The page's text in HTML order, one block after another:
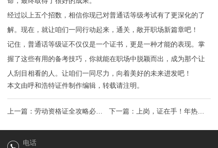
经过以上五个招数，相信你现已对普通话等级考试有了更深化的了
解。现在，就让咱们一同行动起来，通关，敞开职场新篇章吧！
记住，普通话等级证不仅仅是一个证书，更是一种才能的表现。掌
握了这些有用的备考技巧，你就能在职场中脱颖而出，成为那个让
人刮目相看的人。让咱们一同尽力，向着美好的未来进发吧！
本文由呼和浩特证件制作编辑，转载请注明。
上一篇： 劳动资格证全攻略必备
技能，解锁职场新起点！
下一篇： 上岗，证在手！年热门
行业上岗证全攻略，助你一跃成
电话